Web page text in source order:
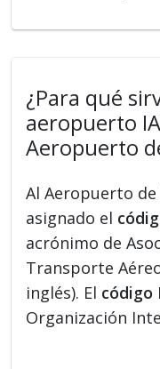
¿Para qué
aeropuerto
Aeropuerto
Al Aeropuerto de
asignado el
acrónimo de
Transporte
inglés). El código
Organización